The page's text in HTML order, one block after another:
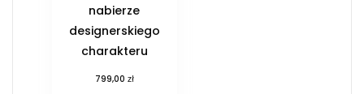
nabierze
designerskiego
charakteru
799,00 zł